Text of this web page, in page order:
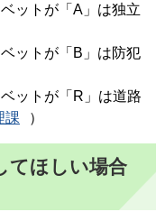
ットが「A」は独立
ットが「B」は防犯
ットが「R」は道路
課 ）
てほしい場合